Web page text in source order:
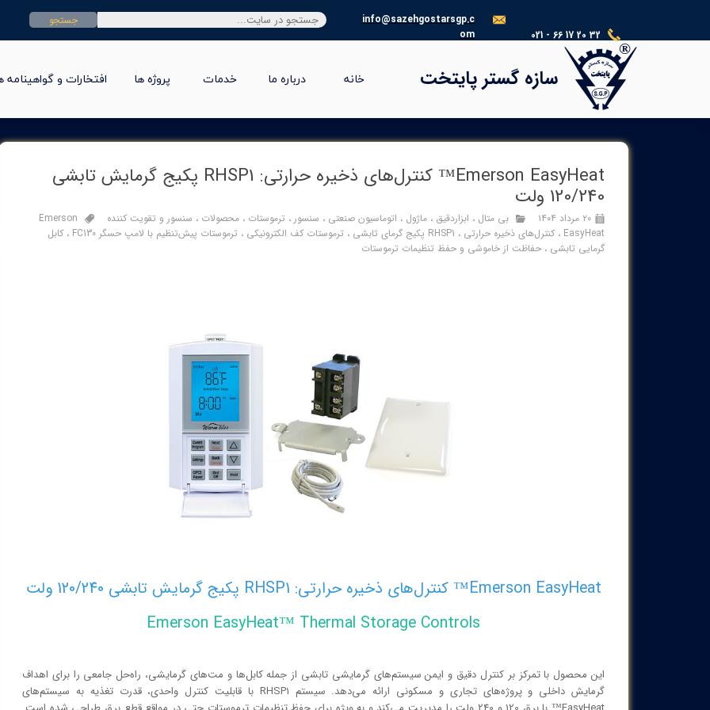
021 - 66 17 20 32
info@sazehgostarsgp.c
om
جستجو
سازه گستر پایتخت
®​​​​​​​
خانه درباره ما خدمات پروژه ها افتخارات و گواهینامه
Emerson EasyHeat™ کنترل‌های ذخیره حرارتی: RHSP1 پکیج گرمایش تابشی
120/240 ولت
۲۰ مرداد ۱۴۰۴ بی متال ، ابزاردقیق ، ماژول ، اتوماسیون صنعتی ، سنسور ، ترموستات ، محصولات ، سنسور و تقویت کننده
Emerson
EasyHeat ، کنترل‌های ذخیره حرارتی ، RHSP1 پکیج گرمای تابشی ، ترموستات کف الکترونیکی ، ترموستات پیش‌تنظیم با لامپ حسگر FC130 ، کابل
گرمایی تابشی ، حفاظت از خاموشی و حفظ تنظیمات ترموستات
Emerson EasyHeat™ کنترل‌های ذخیره حرارتی: RHSP1 پکیج گرمایش تابشی 120/240 ولت
Emerson EasyHeat™ Thermal Storage Controls
این محصول با تمرکز بر کنترل دقیق و ایمن سیستم‌های گرمایشی تابشی از جمله کابل‌ها و مت‌های گرمایشی، راه‌حل جامعی را برای اهداف
گرمایش داخلی و پروژه‌های تجاری و مسکونی ارائه می‌دهد. سیستم RHSP1 با قابلیت کنترل واحدی، قدرت تغذیه به سیستم‌های